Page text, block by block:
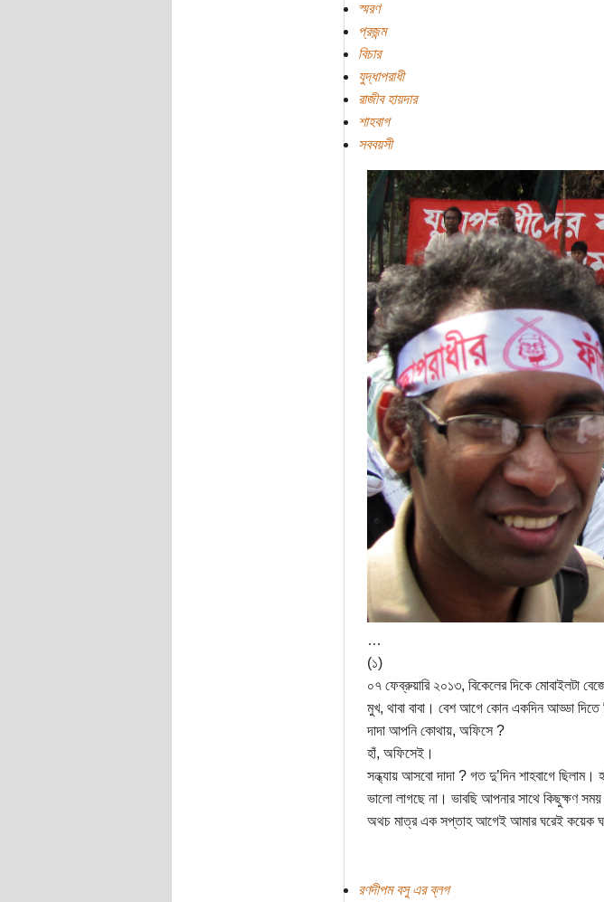
স্মরণ
প্রজন্ম
বিচার
যুদ্ধাপরাধী
রাজীব হায়দার
শাহবাগ
সববয়সী
…
(১)
০৭ ফেব্রুয়ারি ২০১৩, বিকেলের দিকে মোবাইলটা
মুখ, থাবা বাবা। বেশ আগে কোন একদিন আড্ডা দিতে
দাদা আপনি কোথায়, অফিসে ?
হাঁ, অফিসেই।
সন্ধ্যায় আসবো দাদা ? গত দু’দিন শাহবাগে ছিলাম।
ভালো লাগছে না। ভাবছি আপনার সাথে কিছুক্ষণ
অথচ মাত্র এক সপ্তাহ আগেই আমার ঘরেই কয়েক
রণদীপম বসু এর ব্লগ